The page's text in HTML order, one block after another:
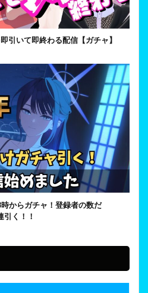
引いて即終わる配信【ガチャ】
からガチャ！登録者の数だ
く！！